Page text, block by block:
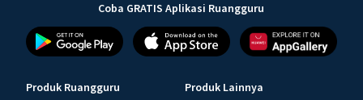
Coba GRATIS Aplikasi Ruangguru
Produk Ruangguru Produk Lainnya